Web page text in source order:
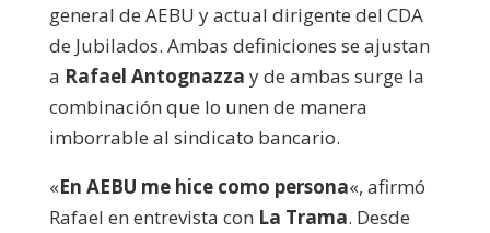
general de AEBU y actual dirigente del CDA
de Jubilados. Ambas definiciones se ajustan
a Rafael Antognazza y de ambas surge la
combinación que lo unen de manera
imborrable al sindicato bancario.
«En AEBU me hice como persona«, afirmó
Rafael en entrevista con La Trama. Desde